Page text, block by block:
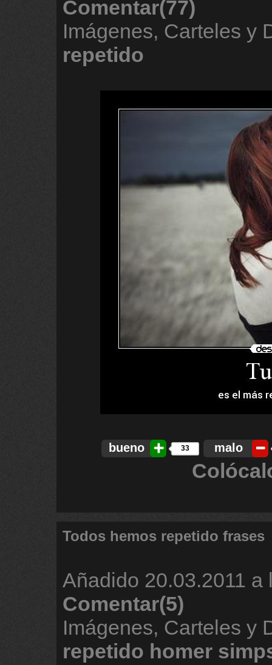
Comentar(77)
Imágenes, Carteles y
repetido
bueno 33 malo
Todos hemos repetido frases
Añadido 20.03.2011 a
Comentar(5)
Imágenes, Carteles y
repetido homer